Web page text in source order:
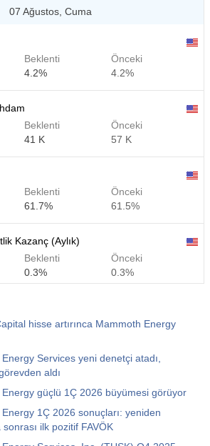
07 Ağustos, Cuma
Beklenti
4.2%
Önceki
4.2%
Beklenti
41 K
Önceki
57 K
Beklenti
61.7%
Önceki
61.5%
Kazanç (Aylık)
Beklenti
0.3%
Önceki
0.3%
Kazanç (Yıllık)
Beklenti
Önceki
Bordrolar
Beklenti
Önceki
hisse artırınca Mammoth Energy
Services yeni denetçi atadı,
aldı
güçlü 1Ç 2026 büyümesi görüyor
1Ç 2026 sonuçları: yeniden
sonrası ilk pozitif FAVÖK